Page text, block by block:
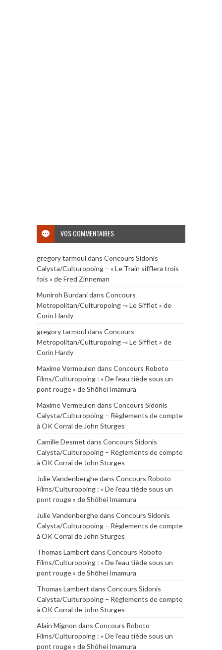
VOS COMMENTAIRES
gregory tarmoul dans Concours Sidonis
Calysta/Culturopoing – « Le Train sifflera trois
fois » de Fred Zinneman
Muniroh Burdanidans Concours
Metropolitan/Culturopoing -« Le Sifflet » de
Corin Hardy
gregory tarmoul dans Concours
Metropolitan/Culturopoing -« Le Sifflet » de
Corin Hardy
Maxime Vermeulen dans Concours Roboto
Films/Culturopoing : « De l’eau tiède sous un
pont rouge » de Shōhei Imamura
Maxime Vermeulen dans Concours Sidonis
Calysta/Culturopoing – Règlements de compte
à OK Corral de John Sturges
Camille Desmet dans Concours Sidonis
Calysta/Culturopoing – Règlements de compte
à OK Corral de John Sturges
Julie Vandenberghedans Concours Roboto
Films/Culturopoing : « De l’eau tiède sous un
pont rouge » de Shōhei Imamura
Julie Vandenberghedans Concours Sidonis
Calysta/Culturopoing – Règlements de compte
à OK Corral de John Sturges
Thomas Lambert dans Concours Roboto
Films/Culturopoing : « De l’eau tiède sous un
pont rouge » de Shōhei Imamura
Thomas Lambert dans Concours Sidonis
Calysta/Culturopoing – Règlements de compte
à OK Corral de John Sturges
Alain Mignon dans Concours Roboto
Films/Culturopoing : « De l’eau tiède sous un
pont rouge » de Shōhei Imamura